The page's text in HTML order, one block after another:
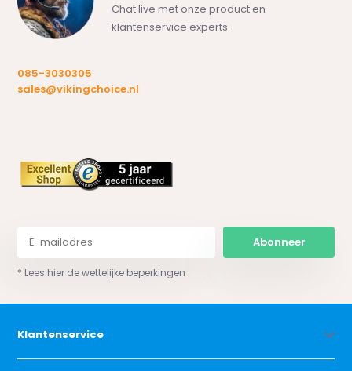
Chat live met onze product en
klantenservice experts
085-3030305
sales@vikingchoice.nl
Abonneer
* Lees hier de wettelijke beperkingen
Klantenservice